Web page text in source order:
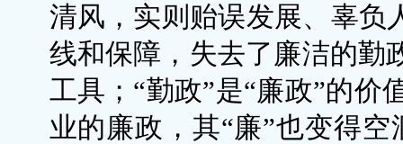
清风，实则贻误发展、辜负
线和保障，失去了廉洁的勤
工具；“勤政”是“廉政”的价
业的廉政，其“廉”也变得